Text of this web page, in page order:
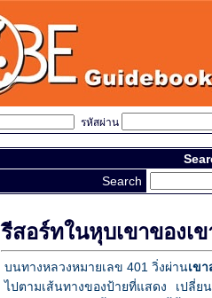
รหัสผ่าน
Search
รีสอร์ทในหุบเขาของเ
บนทางหลวงหมายเลข 401 วิ่งผ่านเข
ไปตามเส้นทางของป้ายที่แสดง เปลี่ย